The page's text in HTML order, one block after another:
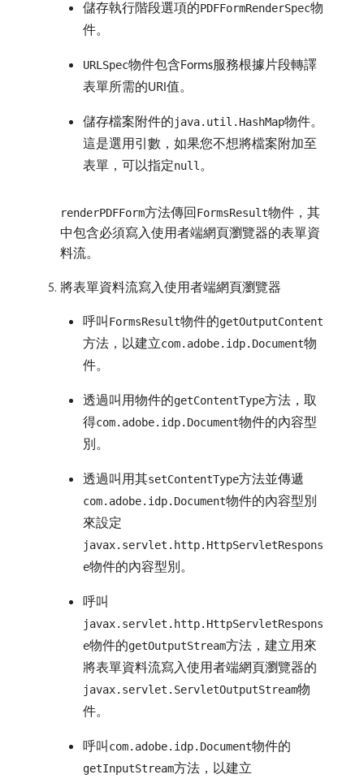
儲存執行階段選項的PDFFormRenderSpec物
件。
URLSpec物件包含Forms服務根據片段轉譯
表單所需的URI值。
儲存檔案附件的java.util.HashMap物件。
這是選用引數，如果您不想將檔案附加至
表單，可以指定null 。
renderPDFForm方法傳回FormsResult物件，其
中包含必須寫入使用者端網頁瀏覽器的表單資
料流。
將表單資料流寫入使用者端網頁瀏覽器
呼叫 FormsResult物件的getOutputContent
方法，以建立com.adobe.idp.Document物
件。
透過叫用物件的getContentType方法，取
得com.adobe.idp.Document物件的內容型
別。
透過叫用其setContentType方法並傳遞
com.adobe.idp.Document物件的內容型別
來設定
javax.servlet.http.HttpServletRespons
e物件的內容型別。
呼叫
javax.servlet.http.HttpServletRespons
e物件的getOutputStream方法，建立用來
將表單資料流寫入使用者端網頁瀏覽器的
javax.servlet.ServletOutputStream物
件。
呼叫 com.adobe.idp.Document物件的
getInputStream方法，以建立